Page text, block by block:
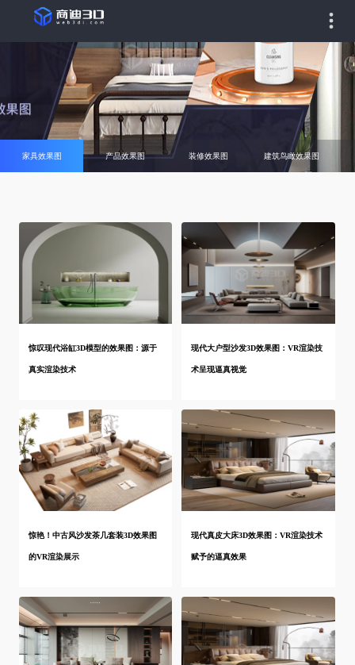
家具效果图 产品效果图 装修效果图 建筑鸟瞰效果图
惊叹现代浴缸3D模型的效果图：源于
真实渲染技术
现代大户型沙发3D效果图：VR渲染技
术呈现逼真视觉
惊艳！中古风沙发茶几套装3D效果图
的VR渲染展示
现代真皮大床3D效果图：VR渲染技术
赋予的逼真效果